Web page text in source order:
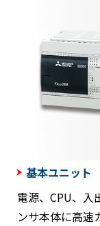
基本ユニット
電源、CPU、入
ンサ本体に高速